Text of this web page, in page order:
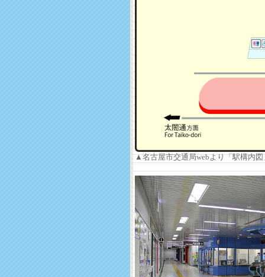
▲名古屋市交通局webより「駅構内図